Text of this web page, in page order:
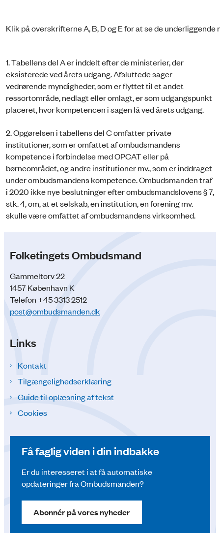
Klik på overskrifterne A, B, D og E for at se de underliggende
1. Tabellens del A er inddelt efter de ministerier, der
eksisterede ved årets udgang. Afsluttede sager
vedrørende myndigheder, som er flyttet til et andet
ressortområde, nedlagt eller omlagt, er som udgangspunkt
placeret, hvor kompetencen i sagen lå ved årets udgang.
2. Opgørelsen i tabellens del C omfatter private
institutioner, som er omfattet af ombudsmandens
kompetence i forbindelse med OPCAT eller på
børneområdet, og andre institutioner mv., som er inddraget
under ombudsmandens kompetence. Ombudsmanden traf
i 2020 ikke nye beslutninger efter ombudsmandslovens § 7,
stk. 4, om, at et selskab, en institution, en forening mv.
skulle være omfattet af ombudsmandens virksomhed.
Folketingets Ombudsmand
Gammeltorv 22
1457 København K
Telefon +45 3313 2512
post@ombudsmanden.dk
Links
Kontakt
Tilgængelighedserklæring
Guide til oplæsning af tekst
Cookies
Få faglig viden i din indbakke
Er du interesseret i at få automatiske
opdateringer fra Ombudsmanden?
Abonnér på vores nyheder